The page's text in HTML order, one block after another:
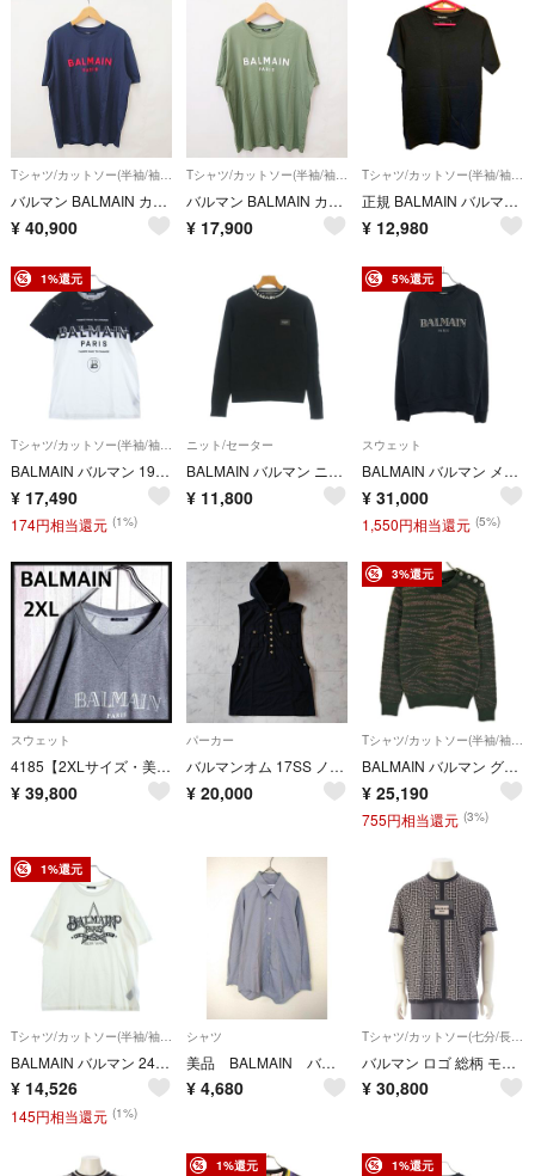
Tシャツ/カットソー(半袖/袖なし)
バルマン BALMAIN カットソー Tシャツ 半袖 ネイビー 紺 赤 3XL
¥ 40,900
Tシャツ/カットソー(半袖/袖なし)
バルマン BALMAIN カットソー Tシャツ 半袖 カーキ グリーン 3XL
¥ 17,900
Tシャツ/カットソー(半袖/袖なし)
正規 BALMAIN バルマン ダメージ加工 Tシャツ
¥ 12,980
1%還元
Tシャツ/カットソー(半袖/袖なし)
BALMAIN バルマン 19AW Gradient 2 Tone Logo S/S Tee グラデーション2トーンロゴショートスリーブTシャツ ロゴプリントクルーネック半袖Tシャツ SH01601I232 ブラック/ホワイト
¥ 17,490
174円相当還元 (1%)
ニット/セーター
BALMAIN バルマン ニット・セーター XS 黒 【古着】【中古】【送料無料】
¥ 11,800
5%還元
スウェット
BALMAIN バルマン メタルロゴスウェットトレーナー SH13279I106 ブラック M
¥ 31,000
1,550円相当還元 (5%)
スウェット
4185【2XLサイズ・美品】ポルトガル製 バルマン センターロゴ スウェット
¥ 39,800
パーカー
バルマンオム 17SS ノースリーブフーディ S ゴールドボタン ブラック 黒
¥ 20,000
3%還元
Tシャツ/カットソー(半袖/袖なし)
BALMAIN バルマン グリーン×ゴールド ゼブラ ショルダーボタン ニット M
¥ 25,190
755円相当還元 (3%)
1%還元
BALMAIN バルマン 24SS スタープリント 半袖Tシャツ カットソー ホワイト EG000GD29
¥ 14,526
145円相当還元 (1%)
シャツ
美品 BALMAIN バルマン 長袖シャツ メンズM相当 ストライプ柄 グレー
¥ 4,680
バルマン ロゴ 総柄 モノグラム クルーネック カットソー EH000G051 ブラック ベージュ XS【中古】
¥ 30,800
1%還元 1%還元